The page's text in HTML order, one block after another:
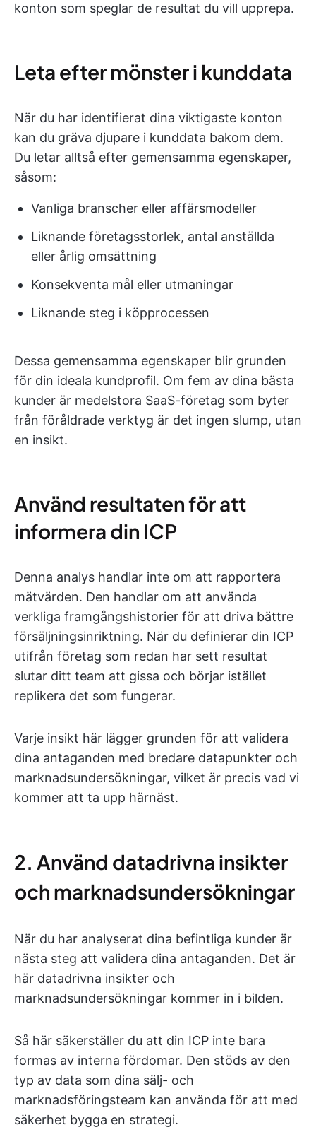
konton som speglar de resultat du vill upprepa.
Leta efter mönster i kunddata
När du har identifierat dina viktigaste konton
kan du gräva djupare i kunddata bakom dem.
Du letar alltså efter gemensamma egenskaper,
såsom:
Vanliga branscher eller affärsmodeller
Liknande företagsstorlek, antal anställda
eller årlig omsättning
Konsekventa mål eller utmaningar
Liknande steg i köpprocessen
Dessa gemensamma egenskaper blir grunden
för din ideala kundprofil. Om fem av dina bästa
kunder är medelstora SaaS-företag som byter
från föråldrade verktyg är det ingen slump, utan
en insikt.
Använd resultaten för att
informera din ICP
Denna analys handlar inte om att rapportera
mätvärden. Den handlar om att använda
verkliga framgångshistorier för att driva bättre
försäljningsinriktning. När du definierar din ICP
utifrån företag som redan har sett resultat
slutar ditt team att gissa och börjar istället
replikera det som fungerar.
Varje insikt här lägger grunden för att validera
dina antaganden med bredare datapunkter och
marknadsundersökningar, vilket är precis vad vi
kommer att ta upp härnäst.
2. Använd datadrivna insikter
och marknadsundersökningar
När du har analyserat dina befintliga kunder är
nästa steg att validera dina antaganden. Det är
här datadrivna insikter och
marknadsundersökningar kommer in i bilden.
Så här säkerställer du att din ICP inte bara
formas av interna fördomar. Den stöds av den
typ av data som dina sälj- och
marknadsföringsteam kan använda för att med
säkerhet bygga en strategi.